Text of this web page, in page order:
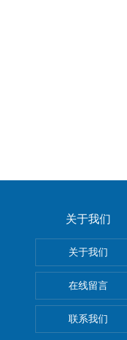
关于我们
关于我们
在线留言
联系我们